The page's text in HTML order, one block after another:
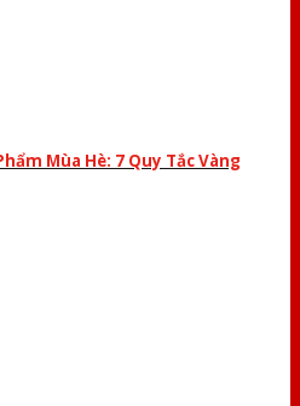
Mùa Hè: 7 Quy Tắc Vàng